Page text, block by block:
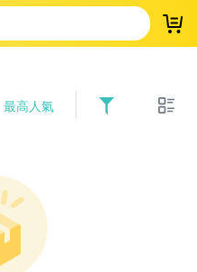
登
最高人氣